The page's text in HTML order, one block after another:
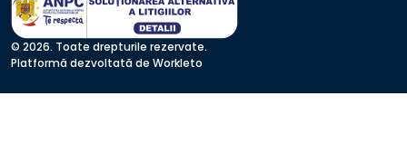
© 2026. Toate drepturile rezervate.
Platformă dezvoltată de Workleto